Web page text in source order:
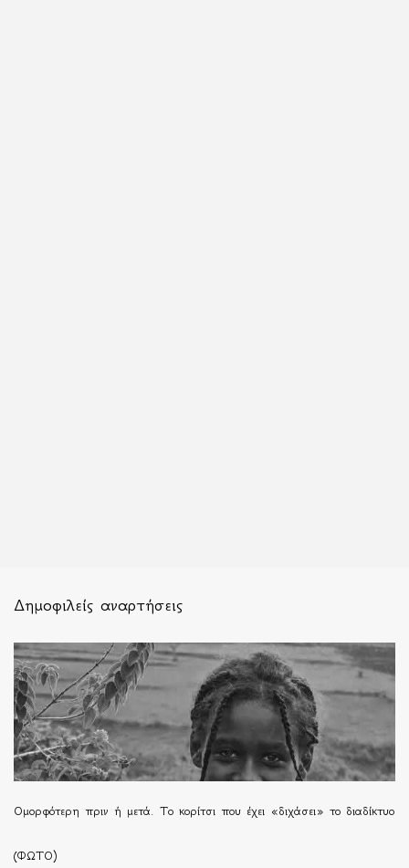
Δημοφιλείς αναρτήσεις
Ομορφότερη πριν ή μετά. Το κορίτσι που έχει «διχάσει» το διαδίκτυο
(ΦΩΤΟ)